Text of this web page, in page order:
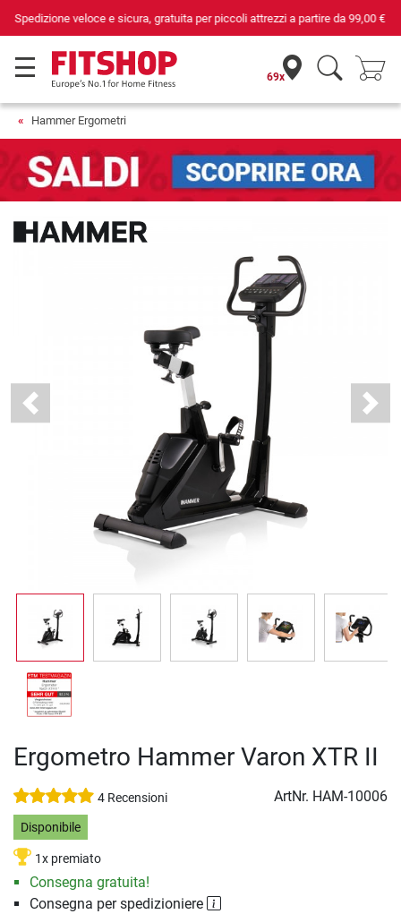
Da 42 anni i tuoi esperti di fiducia per il fitness domestico
69x
Hammer Ergometri
Previous Next
Ergometro Hammer Varon XTR II
4 Recensioni ArtNr. HAM-10006
Disponibile
1x premiato
Consegna gratuita!
Consegna per spedizioniere